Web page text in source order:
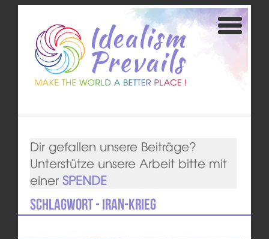
Dir gefallen unsere Beiträge?
Unterstütze unsere Arbeit bitte mit
einer SPENDE
Schlagwort - Iran-Krieg